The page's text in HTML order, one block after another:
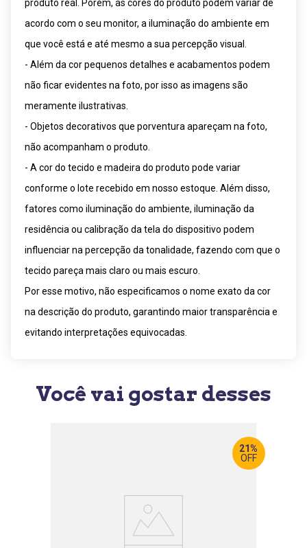
produto real. Porém, as cores do produto podem variar de
acordo com o seu monitor, a iluminação do ambiente em
que você está e até mesmo a sua percepção visual.
- Além da cor pequenos detalhes e acabamentos podem
não ficar evidentes na foto, por isso as imagens são
meramente ilustrativas.
- Objetos decorativos que porventura apareçam na foto,
não acompanham o produto.
- A cor do tecido e madeira do produto pode variar
conforme o lote recebido em nosso estoque. Além disso,
fatores como iluminação do ambiente, iluminação da
residência ou calibração da tela do dispositivo podem
influenciar na percepção da tonalidade, fazendo com que o
tecido pareça mais claro ou mais escuro.
Por esse motivo, não especificamos o nome exato da cor
na descrição do produto, garantindo maior transparência e
evitando interpretações equivocadas.
Você vai gostar desses
21%
OFF